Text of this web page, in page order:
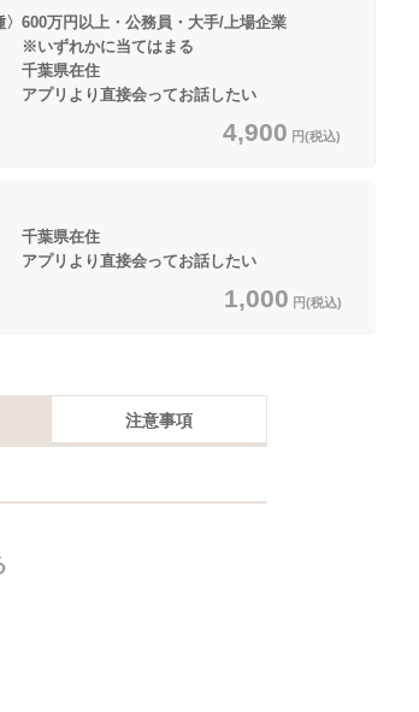
〉600万円以上・公務員・大手/上場企業
かに当てはまる
葉県在住
アプリより直接会ってお話したい
4,900 円(税込)
葉県在住
アプリより直接会ってお話したい
1,000 円(税込)
注意事項